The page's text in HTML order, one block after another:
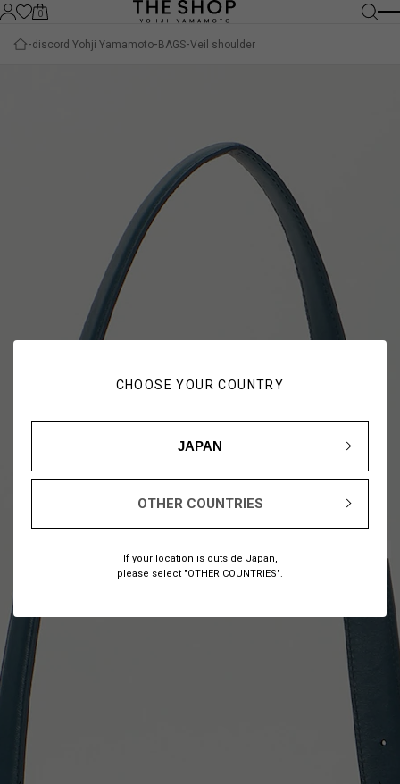
CHOOSE YOUR COUNTRY
JAPAN
OTHER COUNTRIES
If your location is outside Japan,
please select "OTHER COUNTRIES".
0
discord Yohji Yamamoto BAGS Veil shoulder